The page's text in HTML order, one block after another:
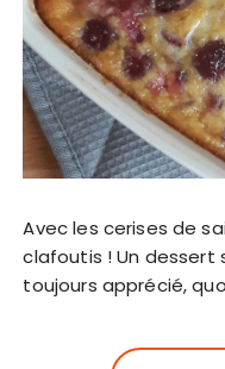
Avec les cerises de
clafoutis ! Un dessert
toujours apprécié,